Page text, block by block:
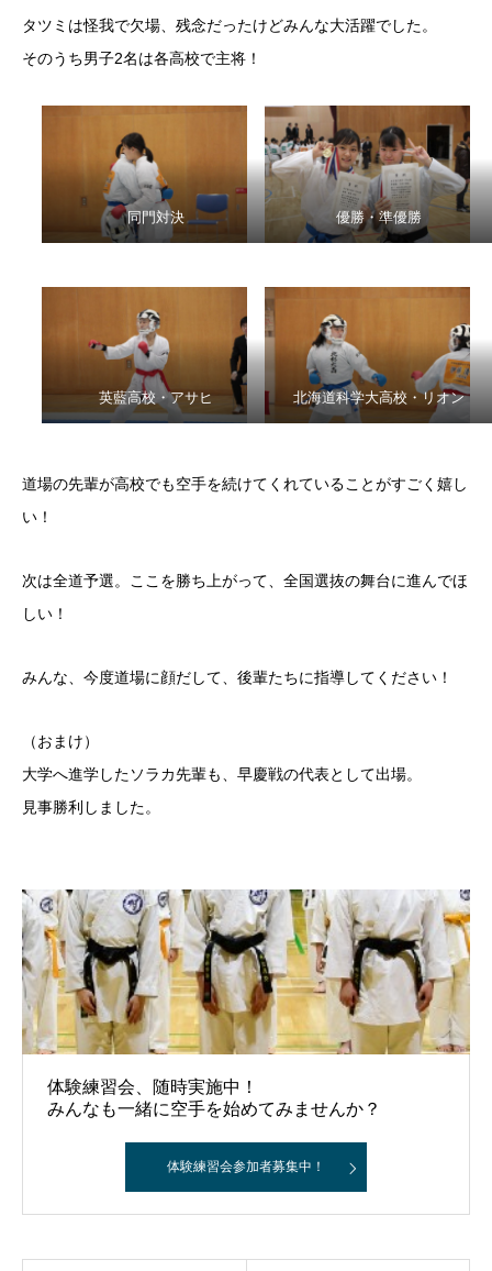
タツミは怪我で欠場、残念だったけどみんな大活躍でした。
そのうち男子2名は各高校で主将！
同門対決 優勝・準優勝
英藍高校・アサヒ 北海道科学大高校・リオン
道場の先輩が高校でも空手を続けてくれていることがすごく嬉し
い！
次は全道予選。ここを勝ち上がって、全国選抜の舞台に進んでほ
しい！
みんな、今度道場に顔だして、後輩たちに指導してください！
（おまけ）
大学へ進学したソラカ先輩も、早慶戦の代表として出場。
見事勝利しました。
体験練習会、随時実施中！
みんなも一緒に空手を始めてみませんか？
体験練習会参加者募集中！